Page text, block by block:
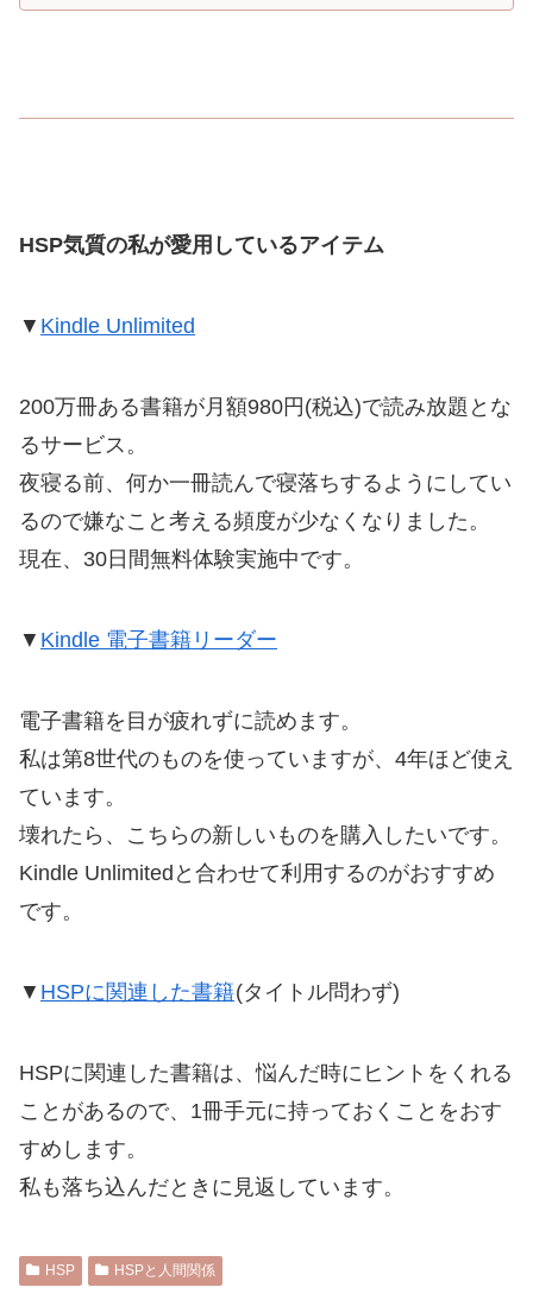
HSP気質の私が愛用しているアイテム
▼ Kindle Unlimited
200万冊ある書籍が月額980円(税込)で読み放題とな
るサービス。
夜寝る前、何か一冊読んで寝落ちするようにしてい
るので嫌なこと考える頻度が少なくなりました。
現在、30日間無料体験実施中です。
▼ Kindle 電子書籍リーダー
電子書籍を目が疲れずに読めます。
私は第8世代のものを使っていますが、4年ほど使え
ています。
壊れたら、こちらの新しいものを購入したいです。
Kindle Unlimitedと合わせて利用するのがおすすめ
です。
▼ HSPに関連した書籍(タイトル問わず)
HSPに関連した書籍は、悩んだ時にヒントをくれる
ことがあるので、1冊手元に持っておくことをおす
すめします。
私も落ち込んだときに見返しています。
HSP HSPと人間関係